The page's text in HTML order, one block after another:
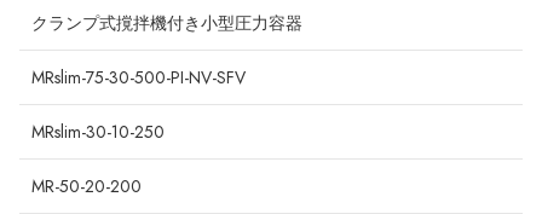
クランプ式撹拌機付き小型圧力容器
MRslim-75-30-500-PI-NV-SFV
MRslim-30-10-250
MR-50-20-200